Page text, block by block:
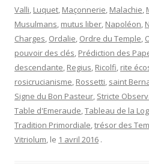
Valli, Luquet, Maçonnerie, Malachie,
Musulmans, mutus liber, Napoléon,
Charges, Ordalie, Ordre du Temple,
pouvoir des clés, Prédiction des
descendante, Regius, Ricolfi, rite
rosicrucianisme, Rossetti, saint
Signe du Bon Pasteur, Stricte
Table d'Emeraude,Tableau de la
Tradition Primordiale,trésor des
Vitriolum, le 1 avril 2016 .